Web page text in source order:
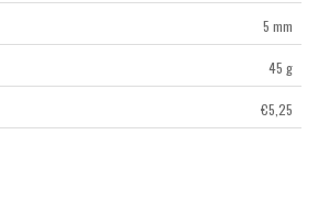
5 mm
45 g
€5,25